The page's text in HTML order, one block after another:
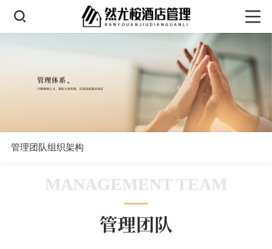
管理团队组织架构
MANAGEMENT TEAM
管理团队